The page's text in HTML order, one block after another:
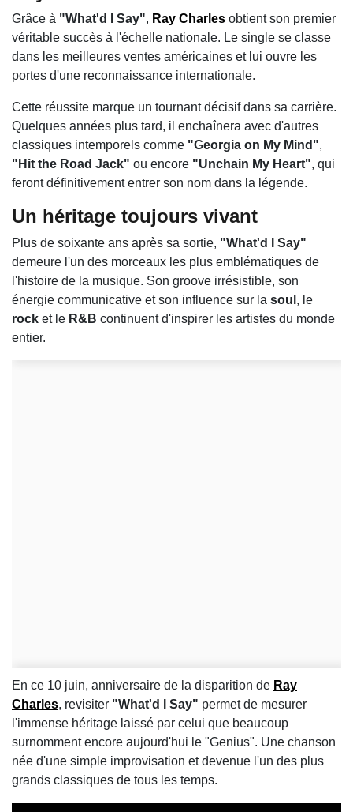
Grâce à "What'd I Say", Ray Charles obtient son premier
véritable succès à l'échelle nationale. Le single se classe
dans les meilleures ventes américaines et lui ouvre les
portes d'une reconnaissance internationale.
Cette réussite marque un tournant décisif dans sa carrière.
Quelques années plus tard, il enchaînera avec d'autres
classiques intemporels comme "Georgia on My Mind",
"Hit the Road Jack" ou encore "Unchain My Heart", qui
feront définitivement entrer son nom dans la légende.
Un héritage toujours vivant
Plus de soixante ans après sa sortie, "What'd I Say"
demeure l'un des morceaux les plus emblématiques de
l'histoire de la musique. Son groove irrésistible, son
énergie communicative et son influence sur la soul , le
rock et le R&B continuent d'inspirer les artistes du monde
entier.
En ce 10 juin, anniversaire de la disparition de Ray
Charles, revisiter "What'd I Say" permet de mesurer
l'immense héritage laissé par celui que beaucoup
surnomment encore aujourd'hui le "Genius". Une chanson
née d'une simple improvisation et devenue l'un des plus
grands classiques de tous les temps.